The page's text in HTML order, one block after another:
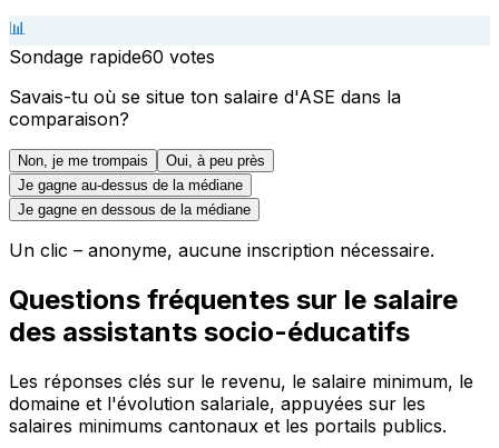
📊
Sondage rapide60 votes
Savais-tu où se situe ton salaire d'ASE dans la
comparaison?
Non, je me trompais
Oui, à peu près
Je gagne au-dessus de la médiane
Je gagne en dessous de la médiane
Un clic – anonyme, aucune inscription nécessaire.
Questions fréquentes sur le salaire
des assistants socio-éducatifs
Les réponses clés sur le revenu, le salaire minimum, le
domaine et l'évolution salariale, appuyées sur les
salaires minimums cantonaux et les portails publics.